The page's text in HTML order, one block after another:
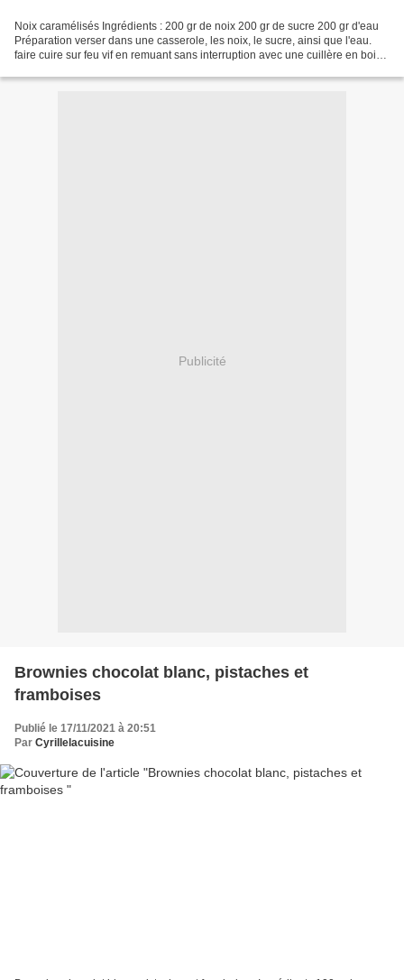
Noix caramélisés Ingrédients : 200 gr de noix 200 gr de sucre 200 gr d'eau
Préparation verser dans une casserole, les noix, le sucre, ainsi que l'eau.
faire cuire sur feu vif en remuant sans interruption avec une cuillère en bois,
Publicité
Brownies chocolat blanc, pistaches et
framboises
Publié le 17/11/2021 à 20:51
Par Cyrillelacuisine